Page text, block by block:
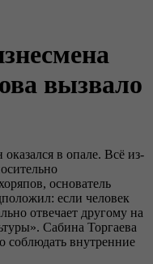
вызвало
в опале. Всё из-
основатель
если человек
отвечает другому на
Сабина Торгаева
соблюдать внутренние